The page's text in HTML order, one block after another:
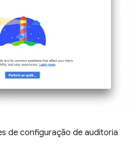
de configuração de auditoria